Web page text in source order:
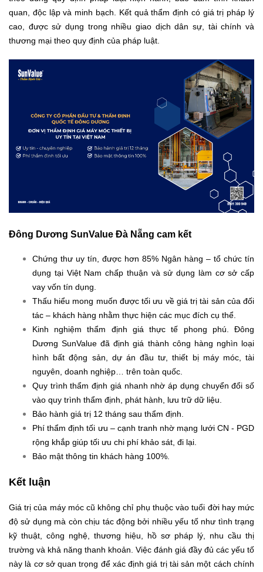
quan, độc lập và minh bạch. Kết quả thẩm định có giá trị pháp lý
cao, được sử dụng trong nhiều giao dịch dân sự, tài chính và
thương mại theo quy định của pháp luật.
Đông Dương SunValue Đà Nẵng cam kết
Chứng thư uy tín, được hơn 85% Ngân hàng – tổ chức tín
dụng tại Việt Nam chấp thuận và sử dụng làm cơ sở cấp
vay vốn tín dụng.
Thấu hiểu mong muốn được tối ưu về giá trị tài sản của đối
tác – khách hàng nhằm thực hiện các mục đích cụ thể.
Kinh nghiệm thẩm định giá thực tế phong phú. Đông
Dương SunValue đã định giá thành công hàng nghìn loại
hình bất động sản, dự án đầu tư, thiết bị máy móc, tài
nguyên, doanh nghiệp… trên toàn quốc.
Quy trình thẩm định giá nhanh nhờ áp dụng chuyển đổi số
vào quy trình thẩm định, phát hành, lưu trữ dữ liệu.
Bảo hành giá trị 12 tháng sau thẩm định.
Phí thẩm định tối ưu – cạnh tranh nhờ mạng lưới CN - PGD
rộng khắp giúp tối ưu chi phí khảo sát, đi lại.
Bảo mật thông tin khách hàng 100%.
Kết luận
Giá trị của máy móc cũ không chỉ phụ thuộc vào tuổi đời hay mức
độ sử dụng mà còn chịu tác động bởi nhiều yếu tố như tình trạng
kỹ thuật, công nghệ, thương hiệu, hồ sơ pháp lý, nhu cầu thị
trường và khả năng thanh khoản. Việc đánh giá đầy đủ các yếu tố
này là cơ sở quan trọng để xác định giá trị tài sản một cách chính